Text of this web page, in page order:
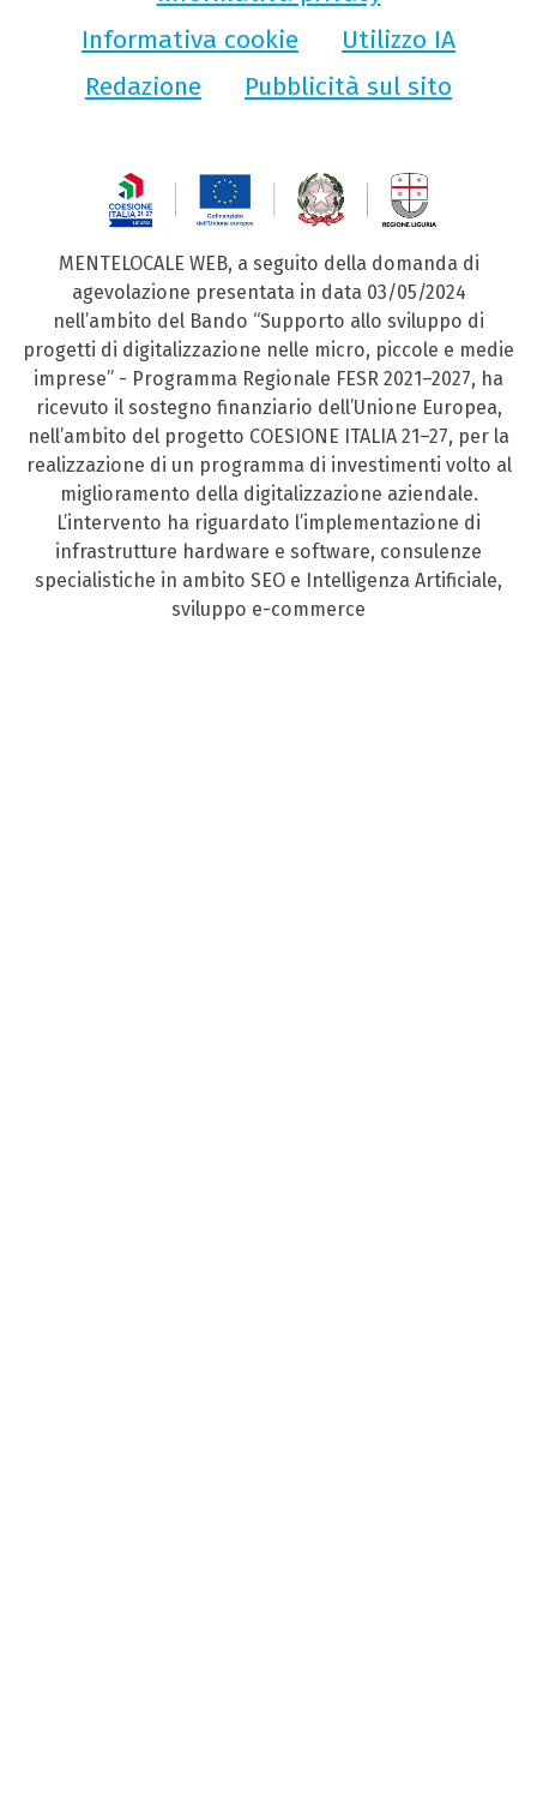
Informativa cookie
Utilizzo IA
Redazione
Pubblicità sul sito
MENTELOCALE WEB, a seguito della domanda di
agevolazione presentata in data 03/05/2024
nell’ambito del Bando “Supporto allo sviluppo di
progetti di digitalizzazione nelle micro, piccole e medie
imprese” - Programma Regionale FESR 2021–2027, ha
ricevuto il sostegno finanziario dell’Unione Europea,
nell’ambito del progetto COESIONE ITALIA 21–27, per la
realizzazione di un programma di investimenti volto al
miglioramento della digitalizzazione aziendale.
L’intervento ha riguardato l’implementazione di
infrastrutture hardware e software, consulenze
specialistiche in ambito SEO e Intelligenza Artificiale,
sviluppo e-commerce